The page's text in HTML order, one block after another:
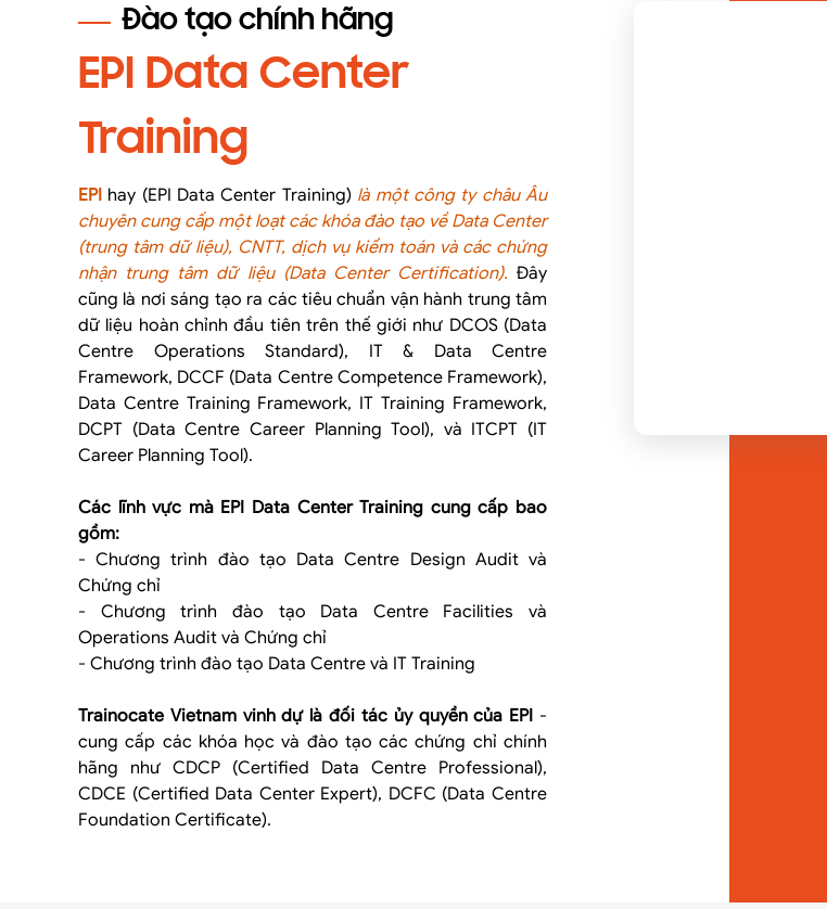
Đào tạo chính hãng
EPI Data Center
Training
EPI hay (EPI Data Center Training) là một công ty châu Âu
chuyên cung cấp một loạt các khóa đào tạo về Data Center
(trung tâm dữ liệu), CNTT, dịch vụ kiểm toán và các chứng
nhận trung tâm dữ liệu (Data Center Certification). Đây
cũng là nơi sáng tạo ra các tiêu chuẩn vận hành trung tâm
dữ liệu hoàn chỉnh đầu tiên trên thế giới như DCOS (Data
Centre Operations Standard), IT & Data Centre
Framework, DCCF (Data Centre Competence Framework),
Data Centre Training Framework, IT Training Framework,
DCPT (Data Centre Career Planning Tool), và ITCPT (IT
Career Planning Tool).
Các lĩnh vực mà EPI Data Center Training cung cấp bao
gồm:
- Chương trình đào tạo Data Centre Design Audit và
Chứng chỉ
- Chương trình đào tạo Data Centre Facilities và
Operations Audit và Chứng chỉ
- Chương trình đào tạo Data Centre và IT Training
Trainocate Vietnam vinh dự là đối tác ủy quyền của EPI -
cung cấp các khóa học và đào tạo các chứng chỉ chính
hãng như CDCP (Certified Data Centre Professional),
CDCE (Certified Data Center Expert), DCFC (Data Centre
Foundation Certificate).